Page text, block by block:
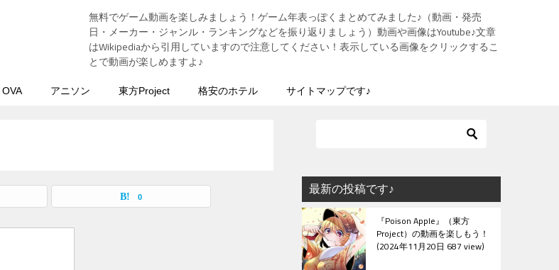
無料でゲーム動画を楽しみましょう！ゲーム年表っぽくまとめてみました♪（動画・発売
日・メーカー・ジャンル・ランキングなどを振り返りましょう）動画や画像はYoutube♪文章
はWikipediaから引用していますので注意してください！表示している画像をクリックするこ
とで動画が楽しめますよ♪
OVA アニソン 東方Project 格安のホテル サイトマップです♪
0
最新の投稿です♪
『Poison Apple』（東方
Project）の動画を楽しもう！
2024年11月20日 687 view